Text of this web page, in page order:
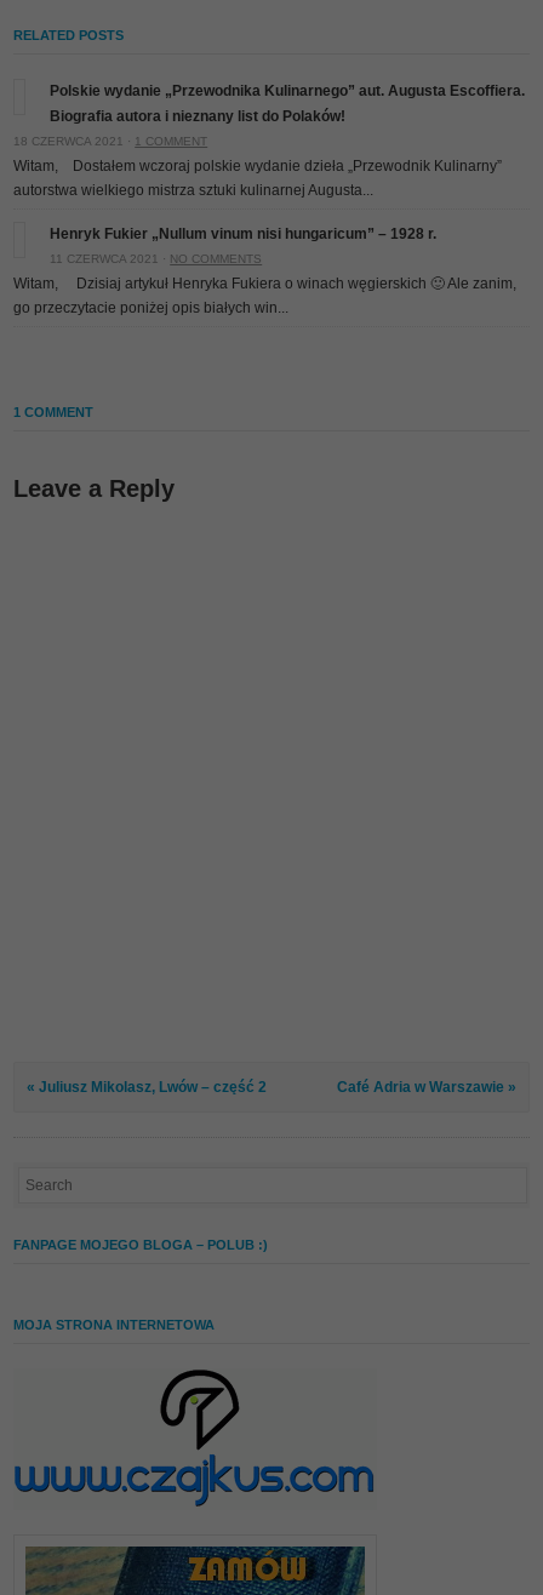
RELATED POSTS
Polskie wydanie „Przewodnika Kulinarnego” aut. Augusta Escoffiera.
Biografia autora i nieznany list do Polaków!
18 CZERWCA 2021 · 1 COMMENT
Witam, Dostałem wczoraj polskie wydanie dzieła „Przewodnik Kulinarny”
autorstwa wielkiego mistrza sztuki kulinarnej Augusta...
Henryk Fukier „Nullum vinum nisi hungaricum” – 1928 r.
11 CZERWCA 2021 · NO COMMENTS
Witam, Dzisiaj artykuł Henryka Fukiera o winach węgierskich 🙂 Ale zanim,
go przeczytacie poniżej opis białych win...
1 COMMENT
Leave a Reply
« Juliusz Mikolasz, Lwów – część 2 Café Adria w Warszawie »
FANPAGE MOJEGO BLOGA – POLUB :)
MOJA STRONA INTERNETOWA